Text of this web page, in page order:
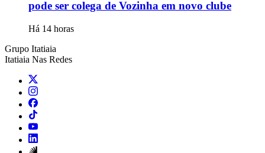
pode ser colega de Vozinha em novo clube
Há 14 horas
Grupo Itatiaia
Itatiaia Nas Redes